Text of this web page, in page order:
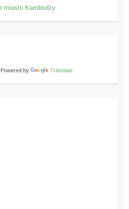
miasto Kambodży
Powered by Translate